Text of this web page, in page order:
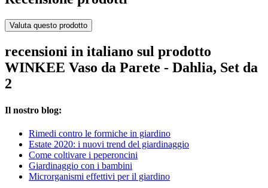
Valuta questo prodotto
recensioni in italiano sul prodotto
WINKEE Vaso da Parete - Dahlia, Set da
2
Il nostro blog:
Rimedi contro le formiche in giardino
Estate 2020: i nuovi trend del giardinaggio
Come coltivare i peperoncini
Giardinaggio con i bambini
Microrganismi effettivi per il giardino